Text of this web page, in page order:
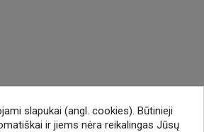
slapukai (angl. cookies). Būtinieji
ir jiems nėra reikalingas Jūsų